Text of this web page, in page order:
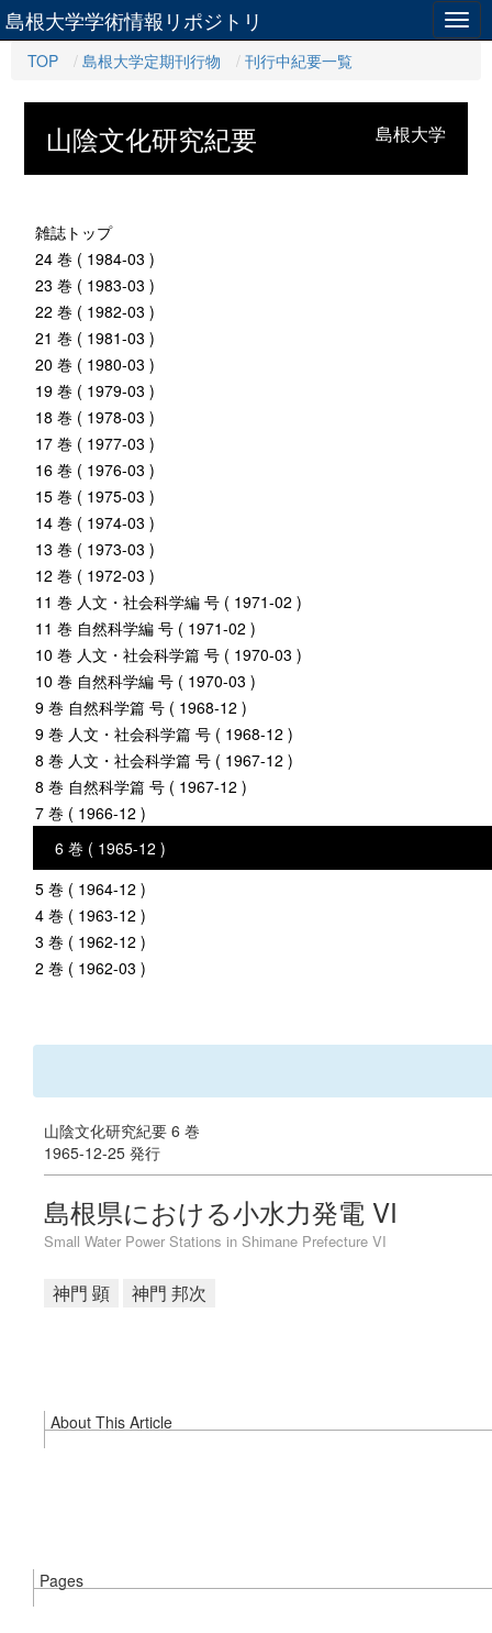
島根大学学術情報リポジトリ
TOP 島根大学定期刊行物 刊行中紀要一覧
島根大学
山陰文化研究紀要
雑誌トップ
24 巻 ( 1984-03 )
23 巻 ( 1983-03 )
22 巻 ( 1982-03 )
21 巻 ( 1981-03 )
20 巻 ( 1980-03 )
19 巻 ( 1979-03 )
18 巻 ( 1978-03 )
17 巻 ( 1977-03 )
16 巻 ( 1976-03 )
15 巻 ( 1975-03 )
14 巻 ( 1974-03 )
13 巻 ( 1973-03 )
12 巻 ( 1972-03 )
11 巻 人文・社会科学編 号 ( 1971-02 )
11 巻 自然科学編 号 ( 1971-02 )
10 巻 人文・社会科学篇 号 ( 1970-03 )
10 巻 自然科学編 号 ( 1970-03 )
9 巻 自然科学篇 号 ( 1968-12 )
9 巻 人文・社会科学篇 号 ( 1968-12 )
8 巻 人文・社会科学篇 号 ( 1967-12 )
8 巻 自然科学篇 号 ( 1967-12 )
7 巻 ( 1966-12 )
6 巻 ( 1965-12 )
5 巻 ( 1964-12 )
4 巻 ( 1963-12 )
3 巻 ( 1962-12 )
2 巻 ( 1962-03 )
山陰文化研究紀要 6 巻
1965-12-25 発行
島根県における小水力発電 VI
Small Water Power Stations in Shimane Prefecture VI
神門 顕 神門 邦次
About This Article
Pages